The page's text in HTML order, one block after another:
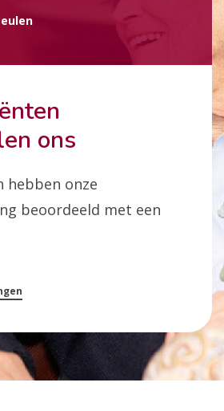
ons
hebben onze
beoordeeld met een